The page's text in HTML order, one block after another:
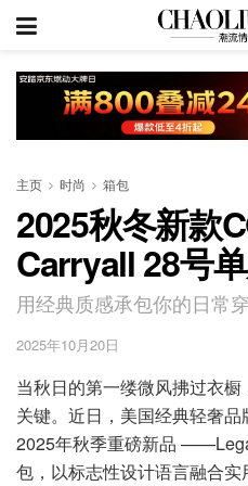
主页 时尚 箱包
2025秋冬新款
Carryall 28号
用经典质感承包你的日常
2025年10月20日
当秋日的第一缕微风拂过衣
关键。近日，美国经典轻奢
2025年秋季重磅新品
包，以标志性设计语言融合